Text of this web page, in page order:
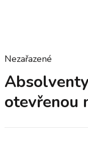
Nezařazené
otevřenou